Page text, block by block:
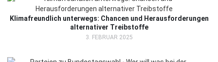
Klimafreundlich unterwegs: Chancen und Herausforderungen
alternativer Treibstoffe
3. FEBRUAR 2025